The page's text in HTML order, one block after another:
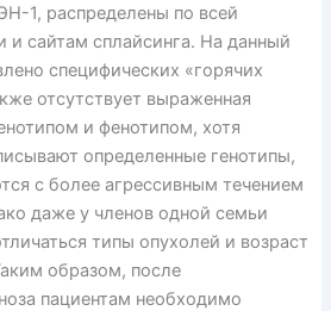
1, распределены по всей
сайтам сплайсинга. На данный
спе­ци­фических «горячих
отсутствует выраженная
и фенотипом, хотя
определенные генотипы,
с более агрессивным течением
даже у членов одной семьи
типы опухолей и возраст
образом, после
пациентам необходимо